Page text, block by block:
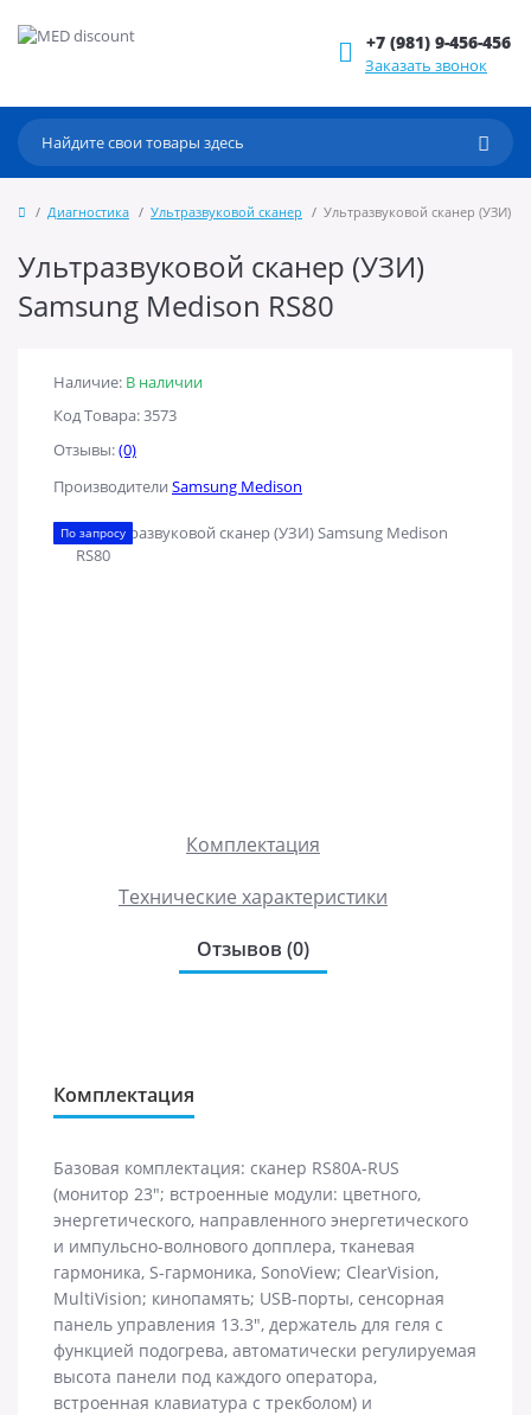
+7 (981) 9-456-456
Заказать звонок
Диагностика Ультразвуковой сканер Ультразвуковой сканер (УЗИ)
Ультразвуковой сканер (УЗИ)
Samsung Medison RS80
Наличие: В наличии
Код Товара: 3573
Отзывы:(0)
Производители Samsung Medison
По запросу
Комплектация
Технические характеристики
Отзывов (0)
Комплектация
Базовая комплектация: сканер RS80A-RUS
(монитор 23"; встроенные модули: цветного,
энергетического, направленного энергетического
и импульсно-волнового допплера, тканевая
гармоника, S-гармоника, SonoView; ClearVision,
MultiVision; кинопамять; USB-порты, сенсорная
панель управления 13.3", держатель для геля с
функцией подогрева, автоматически регулируемая
высота панели под каждого оператора,
встроенная клавиатура с трекболом) и